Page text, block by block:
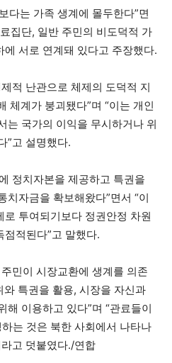
다는 가족 생계에 몰두한다”면
집단, 일반 주민의 비도덕적 가
서로 연계돼 있다고 주장했다.
적 난관으로 체제의 도덕적 지
체계가 붕괴됐다”며 “이는 개인
는 국가의 이익을 무시하거나 위
”고 설명했다.
정치자본을 제공하고 특권을
치자금을 확보해왔다”면서 “이
투여되기보다 정권안정 차원
적된다”고 말했다.
민이 시장교환에 생계를 의존
특권을 활용, 시장을 자신과
해 이용하고 있다”며 “관료들이
는 것은 북한 사회에서 나타나
고 덧붙였다./연합